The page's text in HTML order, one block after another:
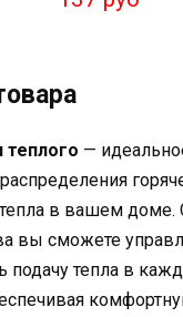
теплого —
тепла в вашем
вы сможете
подачу тепла в